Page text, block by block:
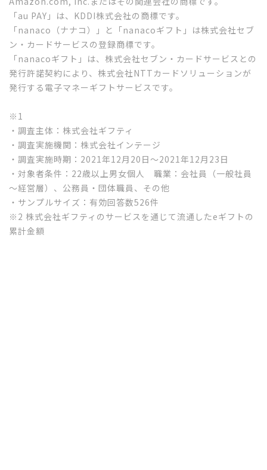
「au PAY」は、KDDI株式会社の商標です。
「nanaco（ナナコ）」と「nanacoギフト」は株式会社セブ
ン・カードサービスの登録商標です。
「nanacoギフト」は、株式会社セブン・カードサービスとの
発行許諾契約により、株式会社NTTカードソリューションが
発行する電子マネーギフトサービスです。
※1
・調査主体：株式会社ギフティ
・調査実施機関：株式会社インテージ
・調査実施時期：2021年12月20日〜2021年12月23日
・対象者条件：22歳以上男女個人 職業：会社員（一般社員
～経営層）、公務員・団体職員、その他
・サンプルサイズ：有効回答数526件
※2 株式会社ギフティのサービスを通じて流通したeギフトの
累計金額